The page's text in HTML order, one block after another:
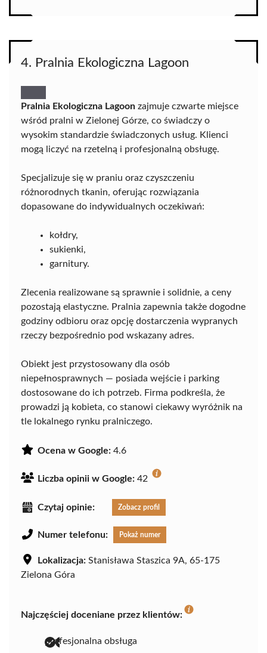
4. Pralnia Ekologiczna Lagoon
Pralnia Ekologiczna Lagoon zajmuje czwarte miejsce
wśród pralni w Zielonej Górze, co świadczy o
wysokim standardzie świadczonych usług. Klienci
mogą liczyć na rzetelną i profesjonalną obsługę.
Specjalizuje się w praniu oraz czyszczeniu
różnorodnych tkanin, oferując rozwiązania
dopasowane do indywidualnych oczekiwań:
kołdry,
sukienki,
garnitury.
Zlecenia realizowane są sprawnie i solidnie, a ceny
pozostają elastyczne. Pralnia zapewnia także dogodne
godziny odbioru oraz opcję dostarczenia wypranych
rzeczy bezpośrednio pod wskazany adres.
Obiekt jest przystosowany dla osób
niepełnosprawnych — posiada wejście i parking
dostosowane do ich potrzeb. Firma podkreśla, że
prowadzi ją kobieta, co stanowi ciekawy wyróżnik na
tle lokalnego rynku pralniczego.
Ocena w Google: 4.6
Liczba opinii w Google: 42
Czytaj opinie: Zobacz profil
Numer telefonu: Pokaż numer
Lokalizacja: Stanisława Staszica 9A, 65-175
Zielona Góra
Najczęściej doceniane przez klientów:
profesjonalna obsługa